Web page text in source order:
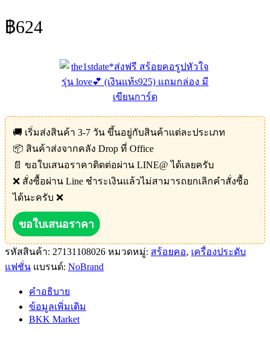
฿624
🚚 เริ่มส่งสินค้า 3-7 วัน ขึ้นอยู่กับสินค้าแต่ละประเภท
📦 สินค้าส่งจากคลัง Drop ที่ Office
📄 ขอใบเสนอราคาติดต่อผ่าน LINE@ ได้เลยครับ
❌ สั่งซื้อผ่าน Line ชำระเงินแล้วไม่สามารถยกเลิกคำสั่งซื้อ
ได้นะครับ ❌
ขอใบเสนอราคา
รหัสสินค้า: 27131108026 หมวดหมู่: สร้อยคอ, เครื่องประดับ
แฟชั่น แบรนด์: NoBrand
คำอธิบาย
ข้อมูลเพิ่มเติม
BKK Market